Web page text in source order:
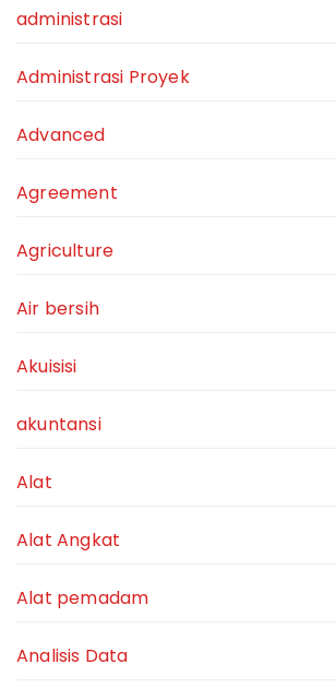
administrasi
Administrasi Proyek
Advanced
Agreement
Agriculture
Air bersih
Akuisisi
akuntansi
Alat
Alat Angkat
Alat pemadam
Analisis Data